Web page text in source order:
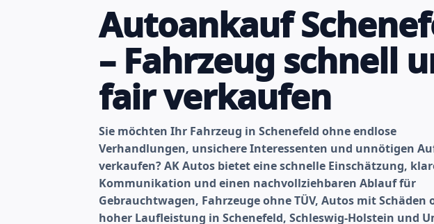
Autoankauf
– Fahrzeug schnell
fair verkaufen
Sie möchten Ihr Fahrzeug in Schenefeld ohne endlose
Verhandlungen, unsichere Interessenten und unnötigen
verkaufen? AK Autos bietet eine schnelle Einschätzung,
Kommunikation und einen nachvollziehbaren Ablauf für
Gebrauchtwagen, Fahrzeuge ohne TÜV, Autos mit Schäden
hoher Laufleistung in Schenefeld, Schleswig-Holstein und